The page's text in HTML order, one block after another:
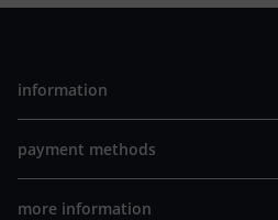
information
payment methods
more information